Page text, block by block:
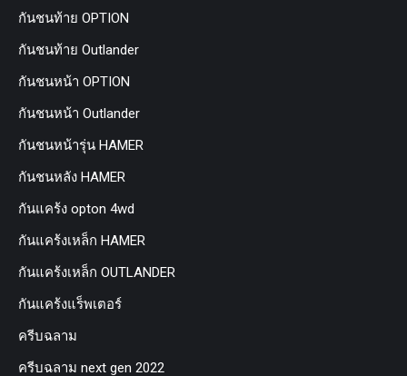
กันชนท้าย OPTION
กันชนท้าย Outlander
กันชนหน้า OPTION
กันชนหน้า Outlander
กันชนหน้ารุ่น HAMER
กันชนหลัง HAMER
กันแคร้ง opton 4wd
กันแคร้งเหล็ก HAMER
กันแคร้งเหล็ก OUTLANDER
กันแคร้งแร็พเตอร์
ครีบฉลาม
ครีบฉลาม next gen 2022